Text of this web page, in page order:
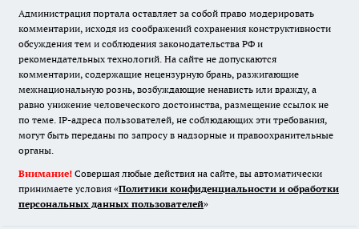
Администрация портала оставляет за собой право модерировать
комментарии, исходя из соображений сохранения конструктивности
обсуждения тем и соблюдения законодательства РФ и
рекомендательных технологий. На сайте не допускаются
комментарии, содержащие нецензурную брань, разжигающие
межнациональную рознь, возбуждающие ненависть или вражду, а
равно унижение человеческого достоинства, размещение ссылок не
по теме. IP-адреса пользователей, не соблюдающих эти требования,
могут быть переданы по запросу в надзорные и правоохранительные
органы.
Внимание! Совершая любые действия на сайте, вы автоматически
принимаете условия «Политики конфиденциальности и обработки
персональных данных пользователей»